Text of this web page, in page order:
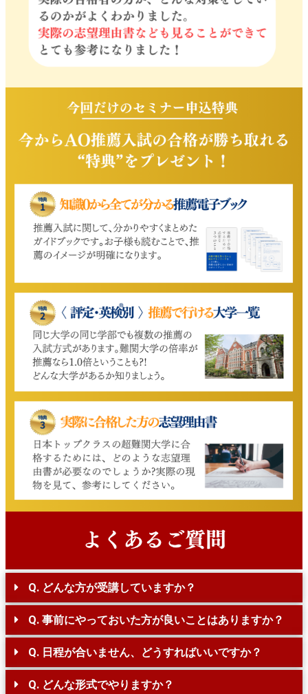
Q. どんな方が受講していますか？
Q. 事前にやっておいた方が良いことはありますか？
Q. 日程が合いません、どうすればいいですか？
Q. どんな形式でやりますか？